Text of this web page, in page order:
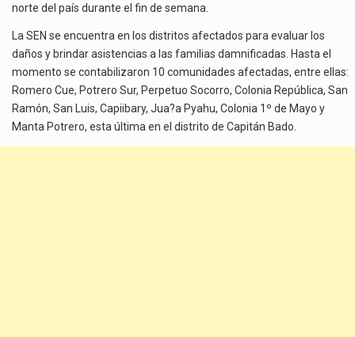
norte del país durante el fin de semana.
La SEN se encuentra en los distritos afectados para evaluar los
daños y brindar asistencias a las familias damnificadas. Hasta el
momento se contabilizaron 10 comunidades afectadas, entre ellas:
Romero Cue, Potrero Sur, Perpetuo Socorro, Colonia República, San
Ramón, San Luis, Capiibary, Jua?a Pyahu, Colonia 1º de Mayo y
Manta Potrero, esta última en el distrito de Capitán Bado.